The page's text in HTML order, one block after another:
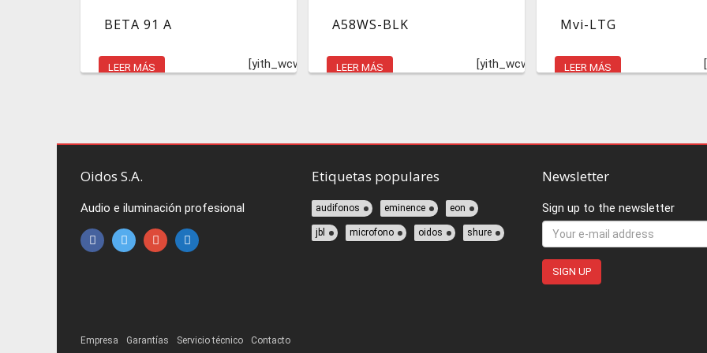
BETA 91 A
LEER MÁS [yith_wcwl_add_to_wishlist]
A58WS-BLK
LEER MÁS [yith_wcwl_add_to_wishlist]
Mvi-LTG
LEER MÁS
Oidos S.A.
Audio e iluminación profesional
Etiquetas populares
audifonos eminence eon
jbl microfono oidos shure
Newsletter
Sign up to the newsletter
Empresa Garantías Servicio técnico Contacto